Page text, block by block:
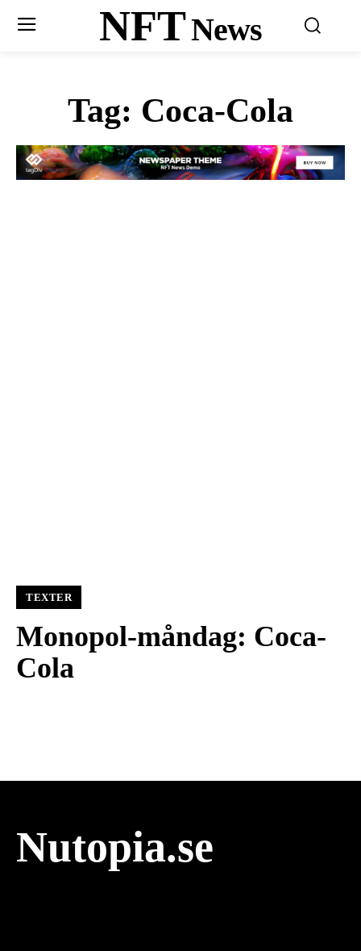
NFTNews
Tag: Coca-Cola
TEXTER
Monopol-måndag: Coca-
Cola
Nutopia.se